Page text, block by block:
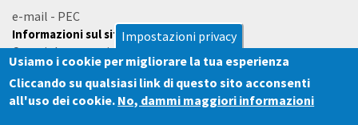
Impostazioni privacy
Usiamo i cookie per migliorare la tua esperienza
Cliccando su qualsiasi link di questo sito acconsenti
all'uso dei cookie. No, dammi maggiori informazioni
e-mail - PEC
Informazioni sul sito
Copyright e termini d'uso
Accessibilità